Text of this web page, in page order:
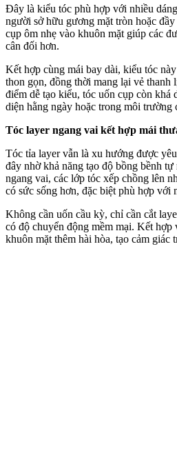
Đây là kiểu tóc phù hợp với nhiều
người sở hữu gương mặt tròn hoặc
cụp ôm nhẹ vào khuôn mặt giúp các
cân đối hơn.
Kết hợp cùng mái bay dài, kiểu tóc
thon gọn, đồng thời mang lại vẻ
điểm dễ tạo kiểu, tóc uốn cụp còn khá
diện hằng ngày hoặc trong môi trường
Tóc layer ngang vai kết hợp mái
Tóc tỉa layer vẫn là xu hướng được
đây nhờ khả năng tạo độ bồng bềnh
ngang vai, các lớp tóc xếp chồng lên
có sức sống hơn, đặc biệt phù hợp với
Không cần uốn cầu kỳ, chỉ cần cắt
có độ chuyển động mềm mại. Kết hợp
khuôn mặt thêm hài hòa, tạo cảm giác